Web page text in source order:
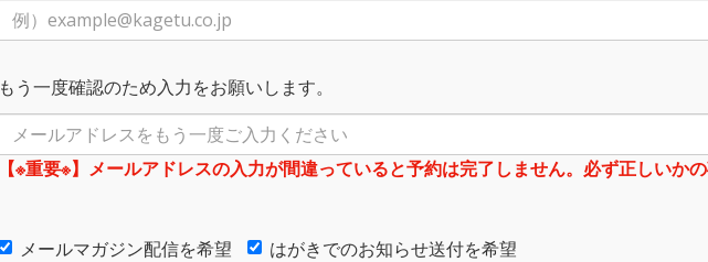
もう一度確認のため入力をお願いします。
【※重要※】メールアドレスの入力が間違っていると予約は完了しません。必ず正しいか
メールマガジン配信を希望 はがきでのお知らせ送付を希望